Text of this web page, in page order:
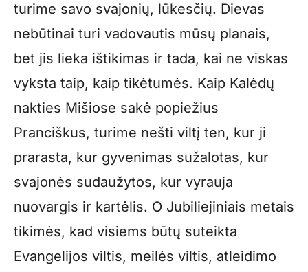
turime savo svajonių, lūkesčių. Dievas
nebūtinai turi vadovautis mūsų planais,
bet jis lieka ištikimas ir tada, kai ne viskas
vyksta taip, kaip tikėtumės. Kaip Kalėdų
nakties Mišiose sakė popiežius
Pranciškus, turime nešti viltį ten, kur ji
prarasta, kur gyvenimas sužalotas, kur
svajonės sudaužytos, kur vyrauja
nuovargis ir kartėlis. O Jubiliejiniais metais
tikimės, kad visiems būtų suteikta
Evangelijos viltis, meilės viltis, atleidimo